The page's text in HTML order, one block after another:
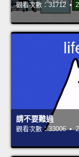
觀看次數：31712 •
請不要難過
觀看次數：33006 •